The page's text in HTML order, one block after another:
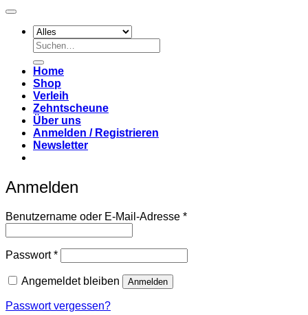
Suchen
nach:
Home
Shop
Verleih
Zehntscheune
Über uns
Anmelden / Registrieren
Newsletter
Anmelden
Benutzername oder E-Mail-Adresse *Erforderlich
Passwort*Erforderlich
Angemeldet bleiben Anmelden
Passwort vergessen?